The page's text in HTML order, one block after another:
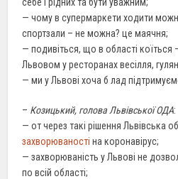
— чому в супермаркети ходити
спортзали – не можна? це маячня;
— подивіться, що в області коїться
Львовом у ресторанах весілля,
— ми у Львові хоча б лад
– Козицький, голова Львівської ОДА:
— от через такі рішення Львівська
захворюваності на коронавірус;
— захворюваність у Львові не
по всій області;